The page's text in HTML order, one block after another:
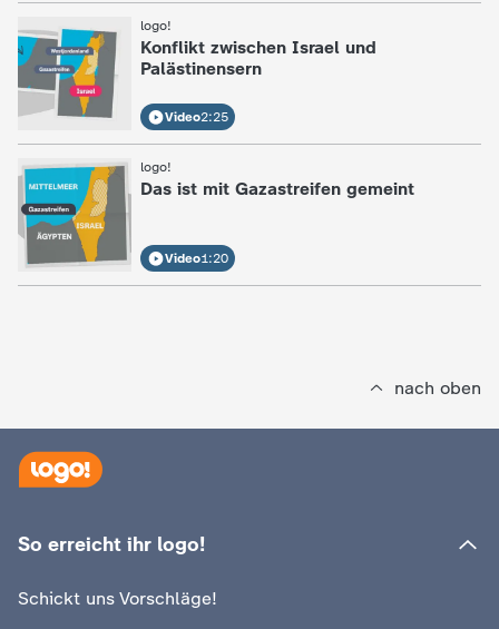
logo!
:
Konflikt zwischen Israel und
Palästinensern
Video2:25
logo!
: Das ist mit Gazastreifen gemeint
Video1:20
nach oben
So erreicht ihr logo!
Schickt uns Vorschläge!